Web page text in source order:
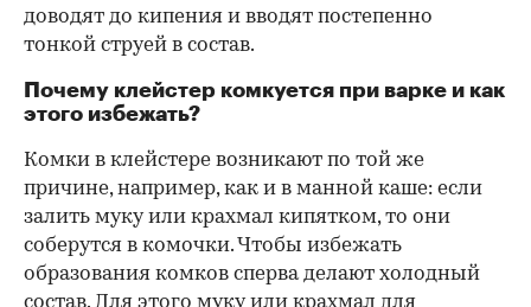
доводят до кипения и вводят постепенно
тонкой струей в состав.
Почему клейстер комкуется при варке и как
этого избежать?
Комки в клейстере возникают по той же
причине, например, как и в манной каше: если
залить муку или крахмал кипятком, то они
соберутся в комочки. Чтобы избежать
образования комков сперва делают холодный
состав. Для этого муку или крахмал для